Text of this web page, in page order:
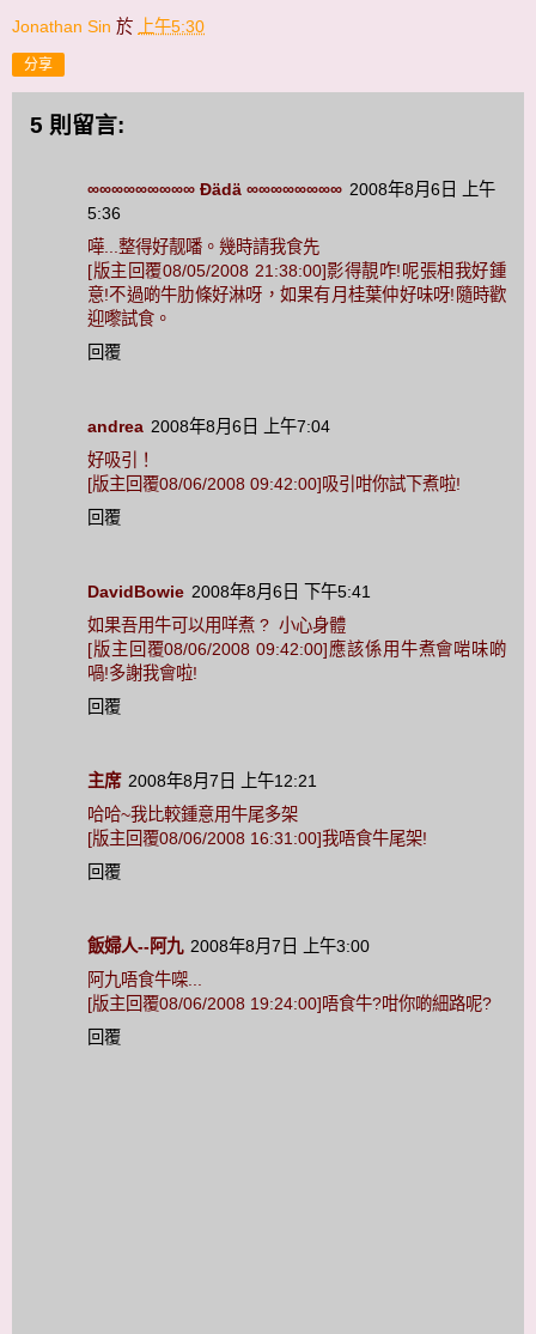
Jonathan Sin 於 上午5:30
分享
5 則留言:
∞∞∞∞∞∞∞∞∞ Ðädä ∞∞∞∞∞∞∞∞ 2008年8月6日 上午
5:36
嘩...整得好靓噃。幾時請我食先
[版主回覆08/05/2008 21:38:00]影得靚咋!呢張相我好鍾
意!不過啲牛肋條好淋呀，如果有月桂葉仲好味呀!隨時歡
迎嚟試食。
回覆
andrea 2008年8月6日 上午7:04
好吸引！
[版主回覆08/06/2008 09:42:00]吸引咁你試下煮啦!
回覆
DavidBowie 2008年8月6日 下午5:41
如果吾用牛可以用咩煮 ? 小心身體
[版主回覆08/06/2008 09:42:00]應該係用牛煮會啱味啲
喎!多謝我會啦!
回覆
主席 2008年8月7日 上午12:21
哈哈~我比較鍾意用牛尾多架
[版主回覆08/06/2008 16:31:00]我唔食牛尾架!
回覆
飯婦人--阿九 2008年8月7日 上午3:00
阿九唔食牛㗎...
[版主回覆08/06/2008 19:24:00]唔食牛?咁你啲細路呢?
回覆